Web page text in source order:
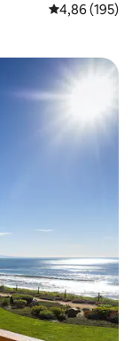
4,86 av 5 i
4,86 (195)